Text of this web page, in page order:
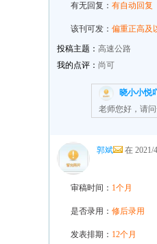
有无回复： 有自动回复
该刊可发： 偏重正高及
投稿主题： 高速公路
我的点评： 尚可
晓小小悦
老师您好，请
郭斌 在 2021/
审稿时间： 1个月
是否录用： 修后录用
发表排期： 12个月